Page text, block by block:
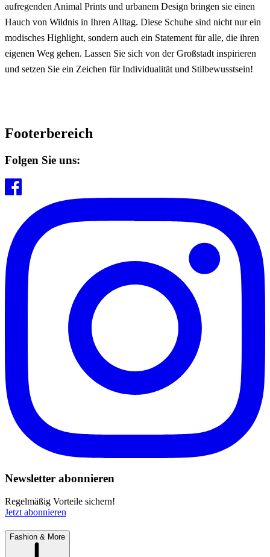
aufregenden Animal Prints und urbanem Design bringen sie einen
Hauch von Wildnis in Ihren Alltag. Diese Schuhe sind nicht nur ein
modisches Highlight, sondern auch ein Statement für alle, die ihren
eigenen Weg gehen. Lassen Sie sich von der Großstadt inspirieren
und setzen Sie ein Zeichen für Individualität und Stilbewusstsein!
Footerbereich
Folgen Sie uns:
Newsletter abonnieren
Regelmäßig Vorteile sichern!
Jetzt abonnieren
Fashion & More